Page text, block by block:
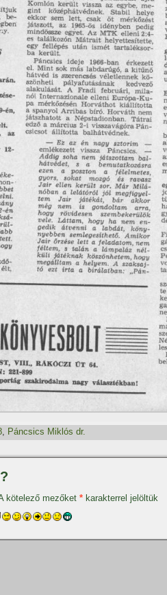
, Páncsics Miklós dr.
kötelező mezőket * karakterrel jelöltük